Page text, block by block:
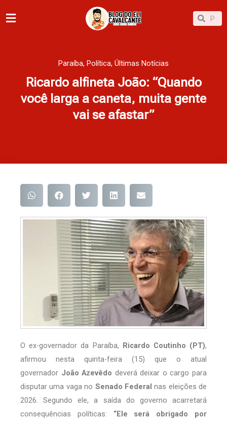
para
Pesquisar
Paraíba, Política, Últimas Notícias
Ricardo alfineta João: “Quando
você larga a caneta, muita gente
vai se afastar”
O ex-governador da Paraíba, Ricardo Coutinho (PT),
afirmou nesta quinta-feira (15) que o atual
governador João Azevêdo deverá deixar o cargo para
disputar uma vaga no Senado Federal nas eleições de
2026. Segundo ele, a saída do governo acarretará
consequências políticas: “Ele será obrigado por